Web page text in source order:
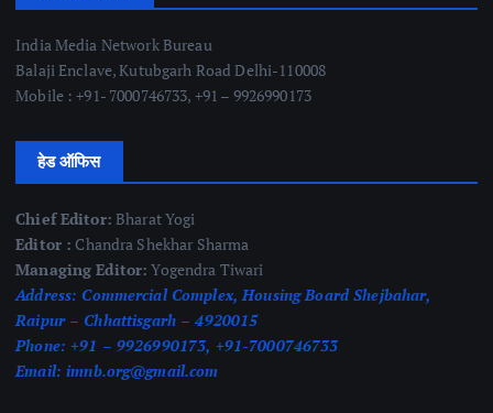
India Media Network Bureau
Balaji Enclave, Kutubgarh Road Delhi-110008
Mobile : +91- 7000746733, +91 – 9926990173
हेड ऑफिस
Chief Editor: Bharat Yogi
Editor : Chandra Shekhar Sharma
Managing Editor: Yogendra Tiwari
Address: Commercial Complex, Housing Board Shejbahar,
Raipur – Chhattisgarh – 4920015
Phone: +91 – 9926990173, +91-7000746733
Email: imnb.org@gmail.com